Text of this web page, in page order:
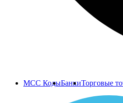
MCC КодыБанкиТорговые